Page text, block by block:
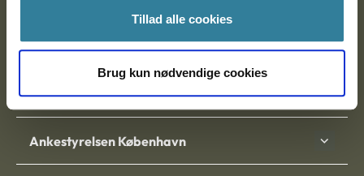
Tillad alle cookies
Brug kun nødvendige cookies
Ankestyrelsen Aalborg
Ankestyrelsen København